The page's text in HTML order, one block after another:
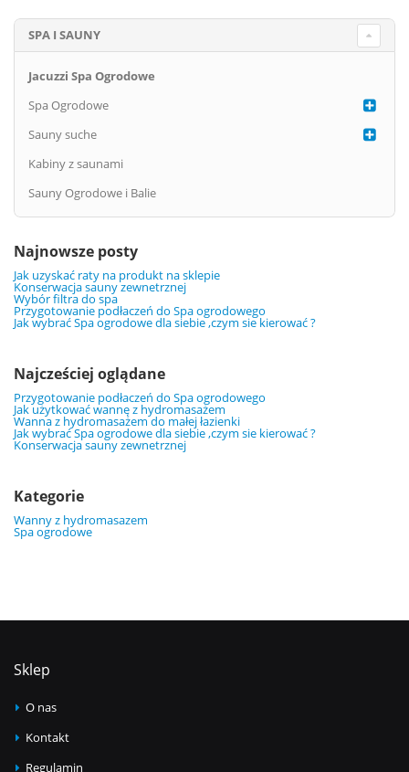
SPA I SAUNY
Jacuzzi Spa Ogrodowe
Spa Ogrodowe
Sauny suche
Kabiny z saunami
Sauny Ogrodowe i Balie
Najnowsze posty
Jak uzyskać raty na produkt na sklepie
Konserwacja sauny zewnetrznej
Wybór filtra do spa
Przygotowanie podłaczeń do Spa ogrodowego
Jak wybrać Spa ogrodowe dla siebie ,czym sie kierować ?
Najcześciej oglądane
Przygotowanie podłaczeń do Spa ogrodowego
Jak użytkować wannę z hydromasażem
Wanna z hydromasażem do małej łazienki
Jak wybrać Spa ogrodowe dla siebie ,czym sie kierować ?
Konserwacja sauny zewnetrznej
Kategorie
Wanny z hydromasazem
Spa ogrodowe
Sklep
O nas
Kontakt
Regulamin